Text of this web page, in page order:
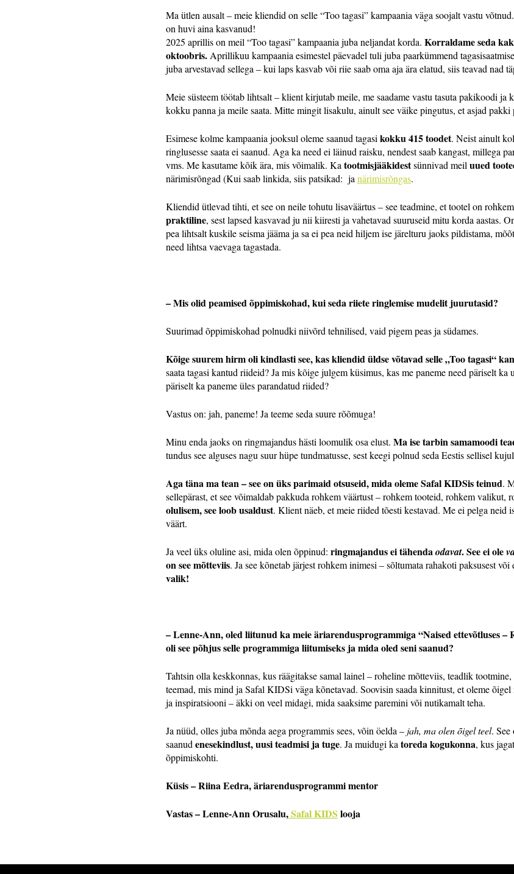
Ma ütlen ausalt – meie kliendid on selle “Too tagasi” kampaania väga soojalt vastu
on huvi aina kasvanud!
2025 aprillis on meil “Too tagasi” kampaania juba neljandat korda. Korraldame seda
oktoobris. Aprillikuu kampaania esimestel päevadel tuli juba paarkümmend
juba arvestavad sellega – kui laps kasvab või riie saab oma aja ära elatud, siis teavad nad
Meie süsteem töötab lihtsalt – klient kirjutab meile, me saadame vastu tasuta pakikoodi ja
kokku panna ja meile saata. Mitte mingit lisakulu, ainult see väike pingutus, et asjad pakki
Esimese kolme kampaania jooksul oleme saanud tagasi kokku 415 toodet. Neist ainult
ringlusesse saata ei saanud. Aga ka need ei läinud raisku, nendest saab kangast, millega
vms. Me kasutame kõik ära, mis võimalik. Ka tootmisjääkidestsünnivad meil uued
närimisrõngad (Kui saab linkida, siis patsikad: ja närimisrõngas.
Kliendid ütlevad tihti, et see on neile tohutu lisaväärtus – see teadmine, et tootel on
praktiline, sest lapsed kasvavad ju nii kiiresti ja vahetavad suuruseid mitu korda aastas.
pea lihtsalt kuskile seisma jääma ja sa ei pea neid hiljem ise järelturu jaoks pildistama,
need lihtsa vaevaga tagastada.
– Mis olid peamised õppimiskohad, kui seda riiete ringlemise mudelit juurutasid?
Suurimad õppimiskohad polnudki niivõrd tehnilised, vaid pigem peas ja südames.
Kõige suurem hirm oli kindlasti see, kas kliendid üldse võtavad selle „Too tagasi“
saata tagasi kantud riideid? Ja mis kõige julgem küsimus, kas me paneme need päriselt
päriselt ka paneme üles parandatud riided?
Vastus on: jah, paneme! Ja teeme seda suure rõõmuga!
Minu enda jaoks on ringmajandus hästi loomulik osa elust. Ma ise tarbin samamoodi
tundus see alguses nagu suur hüpe tundmatusse, sest keegi polnud seda Eestis sellisel
Aga täna ma tean – see on üks parimaid otsuseid, mida oleme Safal KIDSis teinud.
sellepärast, et see võimaldab pakkuda rohkem väärtust – rohkem tooteid, rohkem valikut,
olulisem, see loob usaldust. Klient näeb, et meie riided tõesti kestavad. Me ei pelga neid
väärt.
Ja veel üks oluline asi, mida olen õppinud: ringmajandus ei tähendaodavat. See ei ole
on see mõtteviis. Ja see kõnetab järjest rohkem inimesi – sõltumata rahakoti paksusest või
valik!
– Lenne-Ann, oled liitunud ka meie äriarendusprogrammiga “Naised ettevõtluses –
oli see põhjus selle programmiga liitumiseks ja mida oled seni saanud?
Tahtsin olla keskkonnas, kus räägitakse samal lainel – roheline mõtteviis, teadlik
teemad, mis mind ja Safal KIDSi väga kõnetavad. Soovisin saada kinnitust, et oleme
ja inspiratsiooni – äkki on veel midagi, mida saaksime paremini või nutikamalt teha.
Ja nüüd, olles juba mõnda aega programmis sees, võin öelda – jah, ma olen õigel teel. See
saanud enesekindlust, uusi teadmisi ja tuge. Ja muidugi ka toreda kogukonna, kus
õppimiskohti.
Küsis – Riina Eedra, äriarendusprogrammi mentor
Vastas – Lenne-Ann Orusalu,Safal KIDS looja